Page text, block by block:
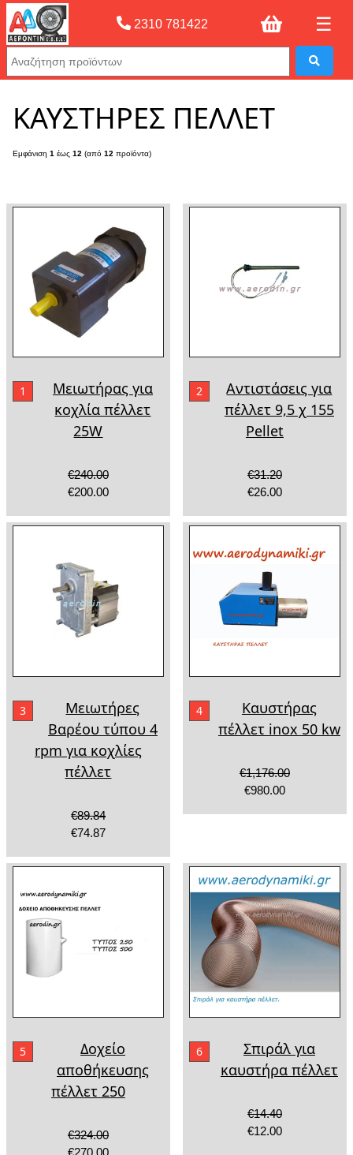
Αρχική σελίδας»ΚΑΥΣΤΗΡΕΣ ΠΕΛΛΕΤ
2310 781422 ☰
ΚΑΥΣΤΗΡΕΣ ΠΕΛΛΕΤ
Εμφάνιση 1 έως 12 (από 12 προϊόντα)
1
Μειωτήρας για
κοχλία πέλλετ
25W
€240.00
€200.00
2
Αντιστάσεις για
πέλλετ 9,5 χ 155
Pellet
€31.20
€26.00
3
Μειωτήρες
Βαρέου τύπου 4
rpm για κοχλίες
πέλλετ
€89.84
€74.87
4
Καυστήρας
πέλλετ inox 50 kw
€1,176.00
€980.00
5
Δοχείο
αποθήκευσης
πέλλετ 250
€324.00
6
Σπιράλ για
καυστήρα πέλλετ
€14.40
€12.00